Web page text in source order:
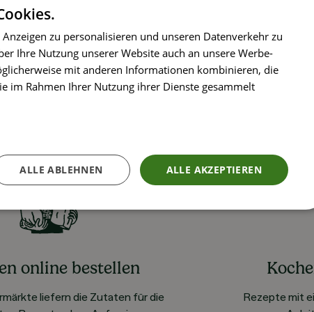
online bestellen
liefern die Zutaten für die
Rezepte mit
zu personalisieren und unseren Datenverkehr zu
Ihre Nutzung unserer Website auch an unsere Werbe-
mit anderen Informationen kombinieren, die
im Rahmen Ihrer Nutzung ihrer Dienste gesammelt
ALLE AKZEPTIEREN
ALLE ABLEHNEN